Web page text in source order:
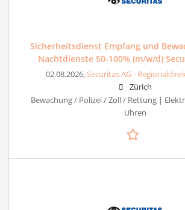
Sicherheitsdienst Empfang und
Nachtdienste 50-100% (m/w/d)
02.08.2026,Securitas AG -
Zürich
Bewachung / Polizei / Zoll / Rettung |
Uhren